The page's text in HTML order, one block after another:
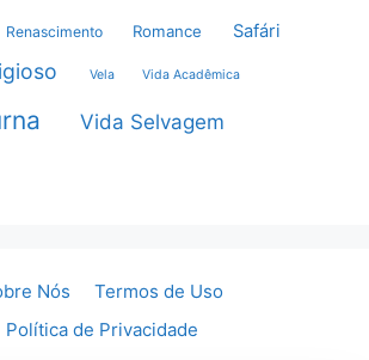
Renascimento Romance Safári
Vela Vida Acadêmica
Vida Selvagem
Nós
Termos de Uso
Política de Privacidade